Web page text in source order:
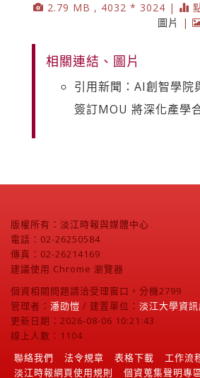
2.79 MB , 4032 * 3024 |
圖片
|
相關連結、圖片
引用新聞：AI創智學院
簽訂MOU 將深化產學
版權所有：淡江時報與媒體中心
電話：02-26250584
傳真：02-26214169
建議使用 Chrome 瀏覽器
個資相關問題請洽受理窗口，分機2799
管理者： 潘劭愷 / 建置單位： 淡江大學資訊
更新日期：2026-08-06 10:21:43
線上人數：1104
聯絡我們
法令規章 表格下載
工作流
淡江時報網頁使用規則
個資蒐集聲明專